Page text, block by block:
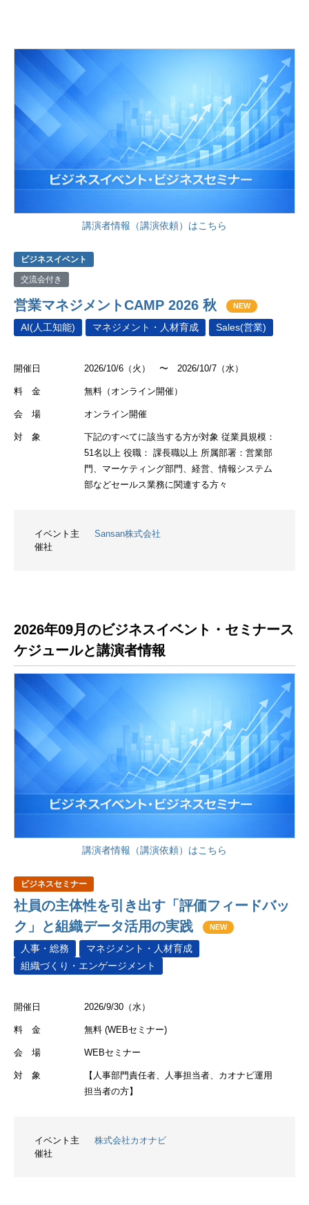
講演者情報（講演依頼）はこちら
ビジネスイベント
交流会付き
営業マネジメントCAMP 2026 秋 NEW
AI(人工知能) マネジメント・人材育成 Sales(営業)
開催日 2026/10/6（火） 〜 2026/10/7（水）
料 金 無料（オンライン開催）
会 場 オンライン開催
対 象
下記のすべてに該当する方が対象 従業員規模：
51名以上 役職： 課長職以上 所属部署：営業部
門、マーケティング部門、経営、情報システム
部などセールス業務に関連する方々
イベント主
催社
Sansan株式会社
2026年09月のビジネスイベント・セミナース
ケジュールと講演者情報
講演者情報（講演依頼）はこちら
ビジネスセミナー
社員の主体性を引き出す「評価フィードバッ
ク」と組織データ活用の実践
NEW
人事・総務
マネジメント・人材育成
組織づくり・エンゲージメント
開催日 2026/9/30（水）
料 金 無料 (WEBセミナー)
会 場 WEBセミナー
対 象
【人事部門責任者、人事担当者、カオナビ運用
担当者の方】
イベント主
催社
株式会社カオナビ